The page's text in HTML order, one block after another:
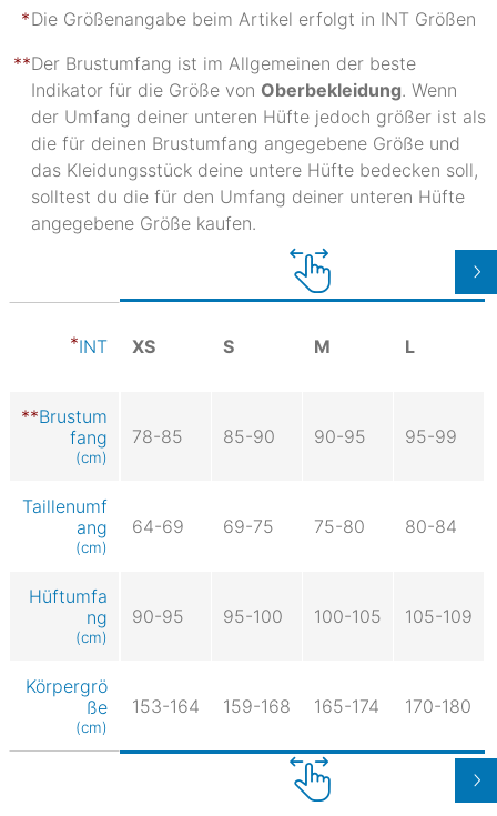
Die Größenangabe beim Artikel erfolgt in INT Größen
Der Brustumfang ist im Allgemeinen der beste
Indikator für die Größe von Oberbekleidung. Wenn
der Umfang deiner unteren Hüfte jedoch größer ist als
die für deinen Brustumfang angegebene Größe und
das Kleidungsstück deine untere Hüfte bedecken soll,
solltest du die für den Umfang deiner unteren Hüfte
angegebene Größe kaufen.
INT XS S M L
Brustum
fang
(cm)
78-85 85-90 90-95 95-99
Taillenumf
ang
(cm)
64-69 69-75 75-80 80-84
Hüftumfa
ng
(cm)
90-95 95-100 100-105 105-109
Körpergrö
ße
(cm)
153-164 159-168 165-174 170-180